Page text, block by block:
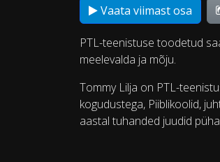
Vaata viimast osa
PTL-teenistuse toodetud
meelevalda ja mõju.
Tommy Lilja on PTL-
kogudustega, Piiblikoolid,
aastal tuhanded juudid